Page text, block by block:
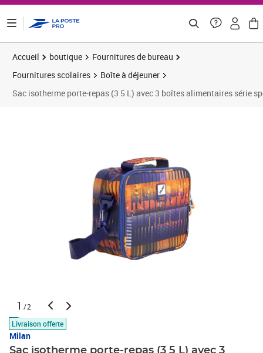
Accueil boutique
Fournitures de bureau
Fournitures scolaires
Boîte à déjeuner
Sac isotherme porte-repas (3 5 L) avec 3 boîtes alimentaires série
1 /2
Livraison offerte
Milan
Sac isotherme porte-repas (3 5 L) avec 3